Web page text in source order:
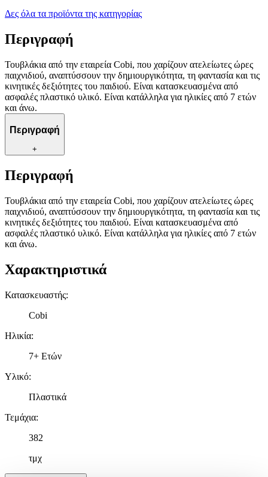
Δες όλα τα προϊόντα της κατηγορίας
Περιγραφή
Τουβλάκια από την εταιρεία Cobi, που χαρίζουν ατελείωτες ώρες
παιχνιδιού, αναπτύσσουν την δημιουργικότητα, τη φαντασία και τις
κινητικές δεξιότητες του παιδιού. Είναι κατασκευασμένα από
ασφαλές πλαστικό υλικό. Είναι κατάλληλα για ηλικίες από 7 ετών
και άνω.
Περιγραφή
+
Περιγραφή
Τουβλάκια από την εταιρεία Cobi, που χαρίζουν ατελείωτες ώρες
παιχνιδιού, αναπτύσσουν την δημιουργικότητα, τη φαντασία και τις
κινητικές δεξιότητες του παιδιού. Είναι κατασκευασμένα από
ασφαλές πλαστικό υλικό. Είναι κατάλληλα για ηλικίες από 7 ετών
και άνω.
Χαρακτηριστικά
Κατασκευαστής:
Cobi
Ηλικία:
7+ Ετών
Υλικό:
Πλαστικά
Τεμάχια:
382
τμχ